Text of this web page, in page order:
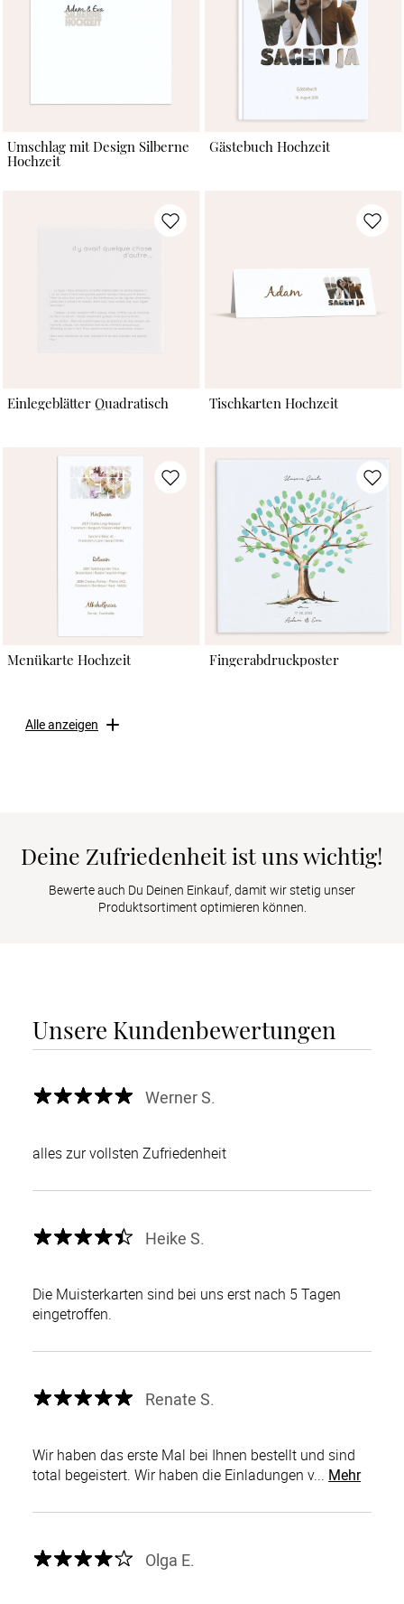
Umschlag mit Design Silberne
Hochzeit
Gästebuch Hochzeit
Einlegeblätter Quadratisch Tischkarten Hochzeit
Menükarte Hochzeit Fingerabdruckposter
Alle anzeigen
Deine Zufriedenheit ist uns wichtig!
Bewerte auch Du Deinen Einkauf, damit wir stetig unser
Produktsortiment optimieren können.
Unsere Kundenbewertungen
Werner S.
alles zur vollsten Zufriedenheit
Heike S.
Die Muisterkarten sind bei uns erst nach 5 Tagen
eingetroffen.
Renate S.
Wir haben das erste Mal bei Ihnen bestellt und sind
total begeistert. Wir haben die Einladungen v... Mehr
Olga E.